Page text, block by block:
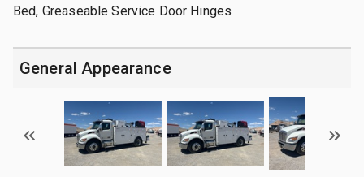
Bed, Greaseable Service Door Hinges
General Appearance